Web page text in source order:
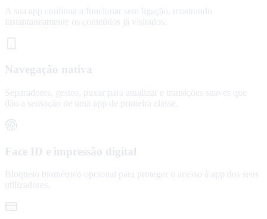
A sua app continua a funcionar sem ligação, mostrando
instantaneamente os conteúdos já visitados.
Navegação nativa
Separadores, gestos, puxar para atualizar e transições suaves que
dão a sensação de uma app de primeira classe.
Face ID e impressão digital
Bloqueio biométrico opcional para proteger o acesso à app dos seus
utilizadores.